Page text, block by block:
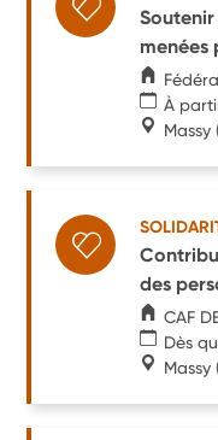
menées
À
Massy
des
CAF
Dès
Massy